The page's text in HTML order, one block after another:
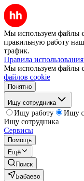
Мы используем файлы
правильную работу
трафик.
Правила
Мы используем файлы
файлов cookie
Понятно
Ищу сотрудника
Ищу работу
Ищу
Ищу сотрудника
Сервисы
Помощь
Ещё
Поиск
Бабаево